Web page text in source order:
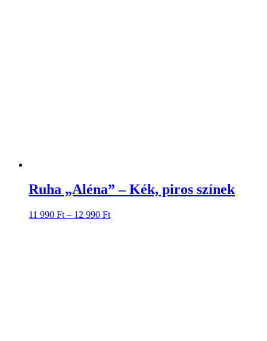
Ruha „Aléna” – Kék, piros színek
11 990 Ft – 12 990 Ft